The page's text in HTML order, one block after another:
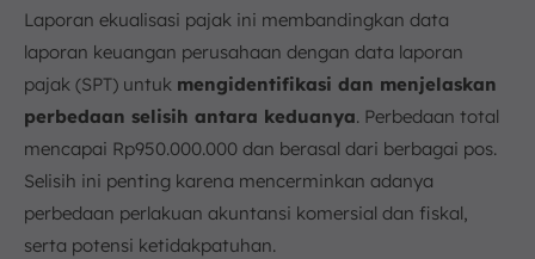
Laporan ekualisasi pajak ini membandingkan data
laporan keuangan perusahaan dengan data laporan
pajak (SPT) untuk mengidentifikasi dan menjelaskan
perbedaan selisih antara keduanya. Perbedaan total
mencapai Rp950.000.000 dan berasal dari berbagai pos.
Selisih ini penting karena mencerminkan adanya
perbedaan perlakuan akuntansi komersial dan fiskal,
serta potensi ketidakpatuhan.